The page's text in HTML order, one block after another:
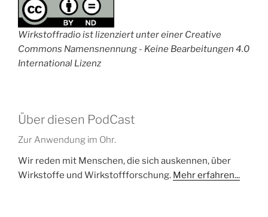
Wirkstoffradio ist lizenziert unter einer Creative
Commons Namensnennung - Keine Bearbeitungen 4.0
International Lizenz
Über diesen PodCast
Zur Anwendung im Ohr.
Wir reden mit Menschen, die sich auskennen, über
Wirkstoffe und Wirkstoffforschung. Mehr erfahren...